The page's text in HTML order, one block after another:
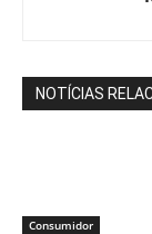
NOTÍCIAS
Consumidor